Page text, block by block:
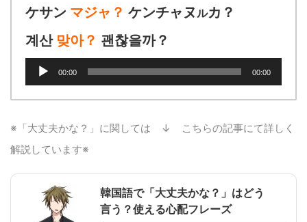
ケサン マジャ？ ケンチャヌルカ？
계산 맞아？ 괜찮을까？
ー
ー
00:00 00:00
※「大丈夫かな？」に関しては ↓ こちらの記事にて詳しく
解説しています※
韓国語で「大丈夫かな？」はどう
言う？使える心配フレーズ